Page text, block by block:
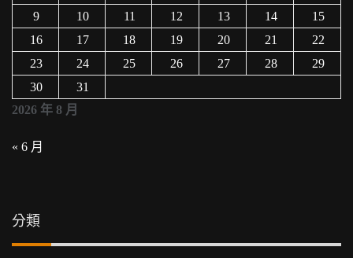
2026 年 8 月
9
10 11 12 13 14
15
16
17 18 19 20 21
22
23
24 25 26 27 28
29
30
31
« 6 月
分類